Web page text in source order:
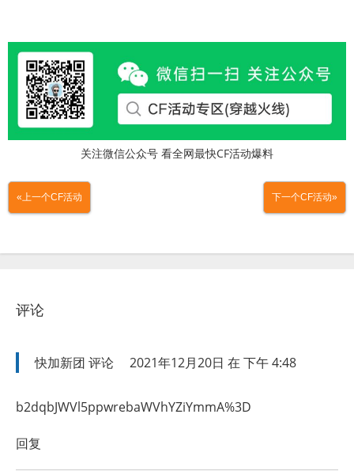
关注微信公众号 看全网最快CF活动爆料
«上一个CF活动 下一个CF活动»
评论
快加新团 评论 2021年12月20日 在 下午 4:48
b2dqbJWVl5ppwrebaWVhYZiYmmA%3D
回复